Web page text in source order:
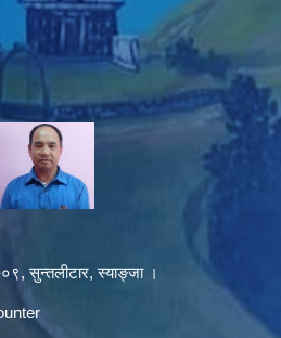
०९, सुन्तलीटार, स्याङ्जा ।